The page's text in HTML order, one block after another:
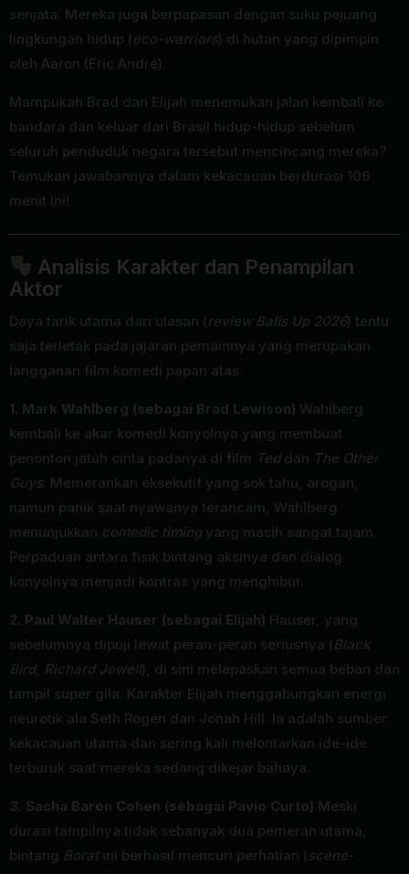
senjata. Mereka juga berpapasan dengan suku pejuang
lingkungan hidup (eco-warriors) di hutan yang dipimpin
oleh Aaron (Eric André).
Mampukah Brad dan Elijah menemukan jalan kembali ke
bandara dan keluar dari Brasil hidup-hidup sebelum
seluruh penduduk negara tersebut mencincang mereka?
Temukan jawabannya dalam kekacauan berdurasi 106
menit ini!
Analisis Karakter dan Penampilan
Aktor
Daya tarik utama dari ulasan (review Balls Up 2026) tentu
saja terletak pada jajaran pemainnya yang merupakan
langganan film komedi papan atas.
1. Mark Wahlberg (sebagai Brad Lewison) Wahlberg
kembali ke akar komedi konyolnya yang membuat
penonton jatuh cinta padanya di film Teddan The Other
Guys. Memerankan eksekutif yang sok tahu, arogan,
namun panik saat nyawanya terancam, Wahlberg
menunjukkan comedic timingyang masih sangat tajam.
Perpaduan antara fisik bintang aksinya dan dialog
konyolnya menjadi kontras yang menghibur.
2. Paul Walter Hauser (sebagai Elijah) Hauser, yang
sebelumnya dipuji lewat peran-peran seriusnya (Black
Bird, Richard Jewell), di sini melepaskan semua beban dan
tampil super gila. Karakter Elijah menggabungkan energi
neurotik ala Seth Rogen dan Jonah Hill. Ia adalah sumber
kekacauan utama dan sering kali melontarkan ide-ide
terburuk saat mereka sedang dikejar bahaya.
3. Sacha Baron Cohen (sebagai Pavio Curto) Meski
durasi tampilnya tidak sebanyak dua pemeran utama,
bintang Boratini berhasil mencuri perhatian (scene-